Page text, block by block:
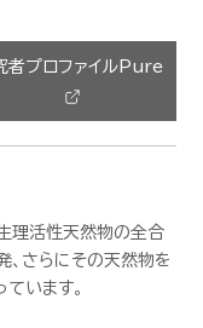
者プロファイルPure
理活性天然物の全合
、さらにその天然物を
います。